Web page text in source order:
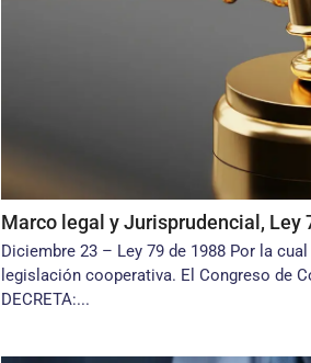
Marco legal y Jurisprudencial, Ley
Diciembre 23 – Ley 79 de 1988 Por la
legislación cooperativa. El Congreso de
DECRETA:...